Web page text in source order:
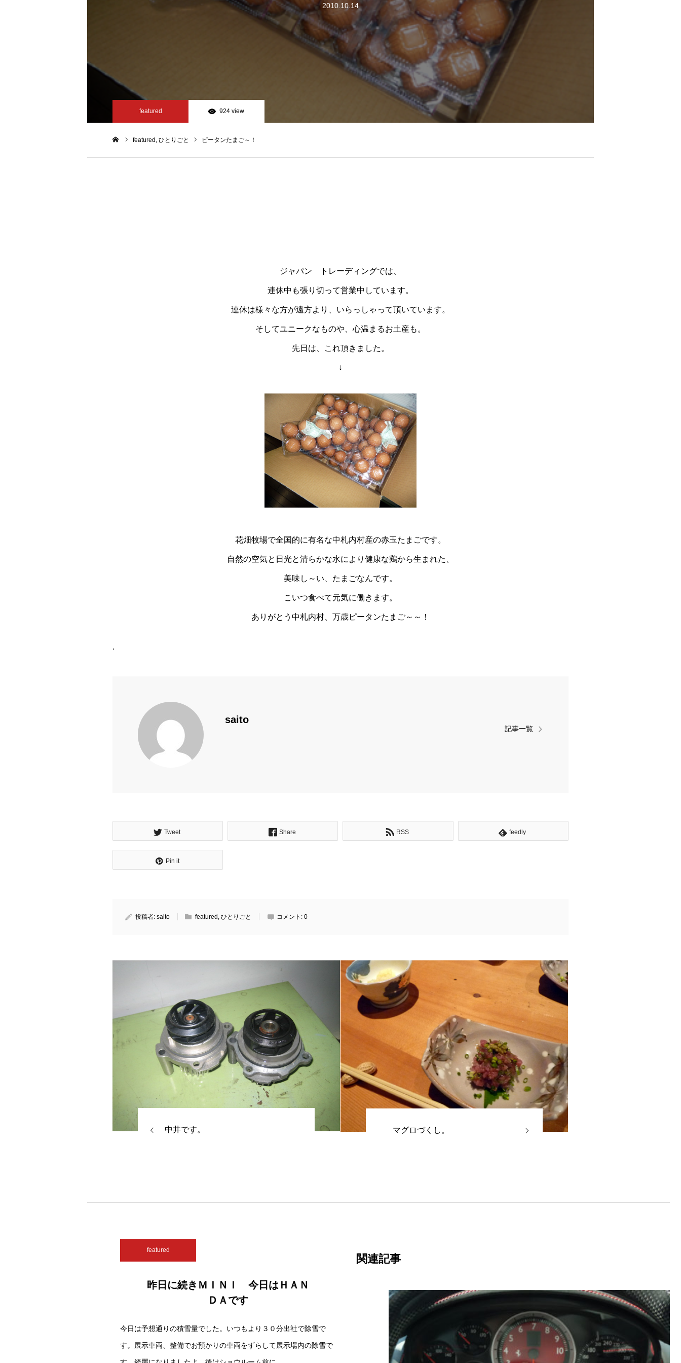
2010.10.14
featured 924 view
featured ひとりごと ピータンたまご～！
ジャパン トレーディングでは、
連休中も張り切って営業中しています。
連休は様々な方が遠方より、いらっしゃって頂いています。
そしてユニークなものや、心温まるお土産も。
先日は、これ頂きました。
↓
花畑牧場で全国的に有名な中札内村産の赤玉たまごです。
自然の空気と日光と清らかな水により健康な鶏から生まれた、
美味し～い、たまごなんです。
こいつ食べて元気に働きます。
ありがとう中札内村、万歳ピータンたまご～～！
.
saito
記事一覧
Tweet Share RSS feedly
Pin it
投稿者: saito featured , ひとりごと コメント: 0
中井です。 マグロづくし。
関連記事
featured
昨日に続きＭＩＮＩ 今日はＨＡＮ
ＤＡです
今日は予想通りの積雪量でした。いつもより３０分出社で除雪で
す。展示車両、整備でお預かりの車両をずらして展示場内の除雪で